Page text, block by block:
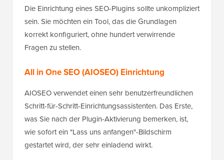
Die Einrichtung eines SEO-Plugins sollte unkompliziert
sein. Sie möchten ein Tool, das die Grundlagen
korrekt konfiguriert, ohne hundert verwirrende
Fragen zu stellen.
All in One SEO (AIOSEO) Einrichtung
AIOSEO verwendet einen sehr benutzerfreundlichen
Schritt-für-Schritt-Einrichtungsassistenten. Das Erste,
was Sie nach der Plugin-Aktivierung bemerken, ist,
wie sofort ein "Lass uns anfangen"-Bildschirm
gestartet wird, der sehr einladend wirkt.